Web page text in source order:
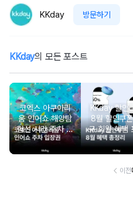
KKday 방문하기
KKday의 모든 포스트
코엑스 아쿠아리
움 인어쇼 해양탐
험선 시간 주차 입
장권 할인
KKday 할인
8월 할인쿠
규 회원 혜택
모션 할인
이전